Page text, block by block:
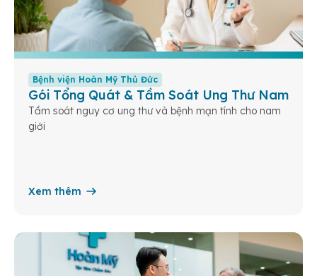
Bệnh viện Hoàn Mỹ Thủ Đức
Gói Tổng Quát & Tầm Soát Ung Thư Nam
Tầm soát nguy cơ ung thư và bệnh mạn tính cho nam
giới
Xem thêm